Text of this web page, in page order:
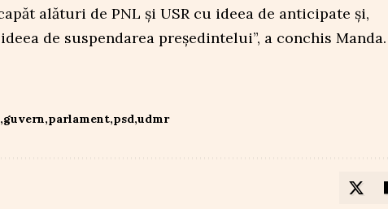
alături de PNL și USR cu ideea de anticipate și,
de suspendarea președintelui”, a conchis Manda.
guvern parlament psd udmr